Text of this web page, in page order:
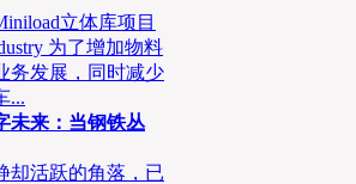
立体库项目
为了增加物料
务发展，同时减少
...
未来：当钢铁丛
却活跃的角落，已